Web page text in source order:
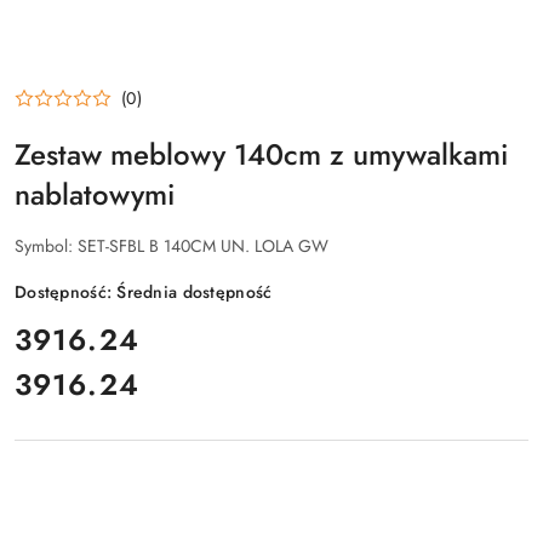
(0)
Zestaw meblowy 140cm z umywalkami
nablatowymi
Symbol: SET-SFBL B 140CM UN. LOLA GW
Dostępność:Średnia dostępność
cena:
3916.24
Cena:
3916.24